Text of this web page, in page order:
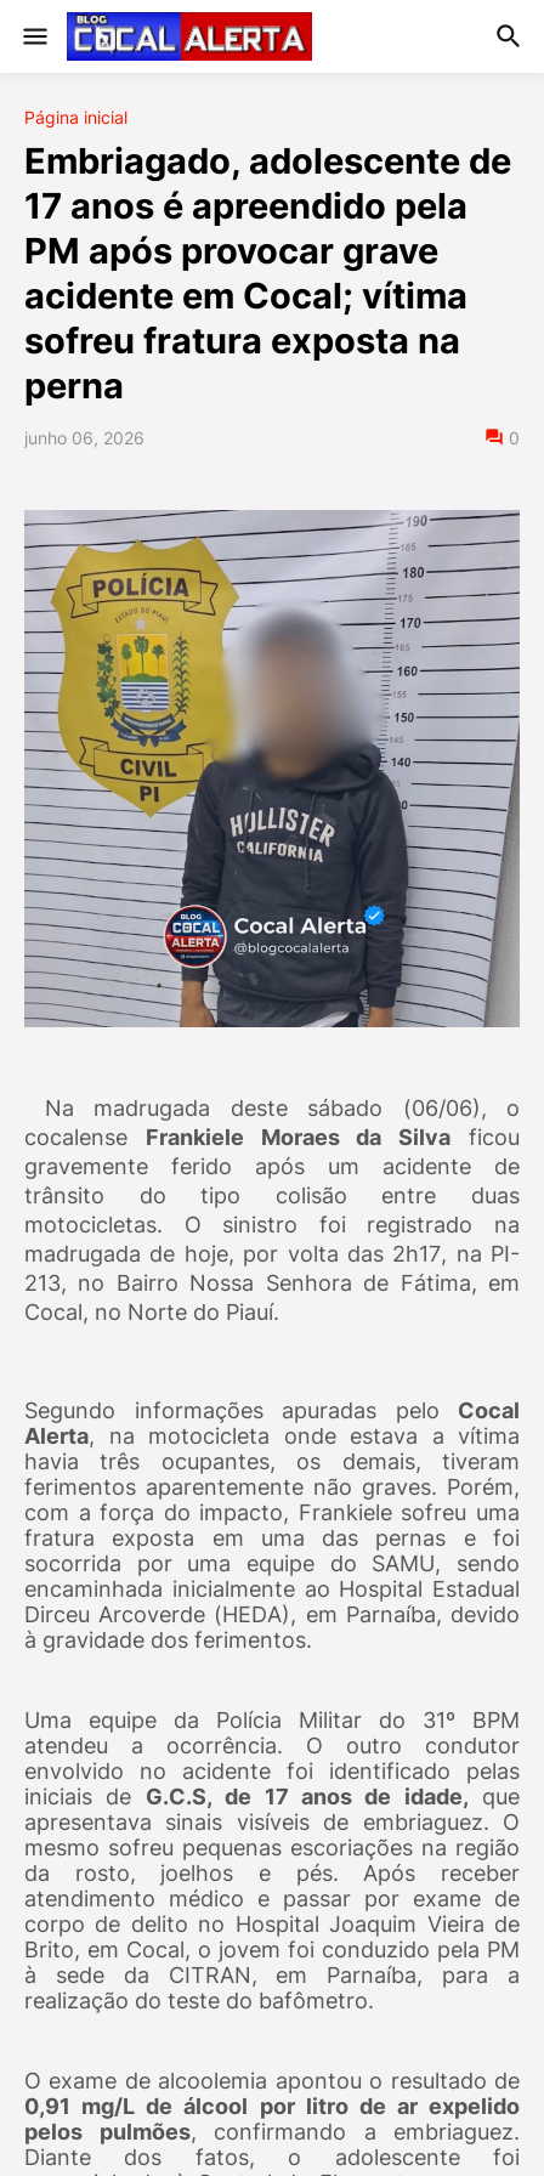
Página inicial
Embriagado, adolescente de
17 anos é apreendido pela
PM após provocar grave
acidente em Cocal; vítima
sofreu fratura exposta na
perna
junho 06, 2026 0
Na madrugada deste sábado (06/06), o
cocalense Frankiele Moraes da Silva ficou
gravemente ferido após um acidente de
trânsito do tipo colisão entre duas
motocicletas. O sinistro foi registrado na
madrugada de hoje, por volta das 2h17, na PI-
213, no Bairro Nossa Senhora de Fátima, em
Cocal, no Norte do Piauí.
Segundo informações apuradas pelo Cocal
Alerta, na motocicleta onde estava a vítima
havia três ocupantes, os demais, tiveram
ferimentos aparentemente não graves. Porém,
com a força do impacto, Frankiele sofreu uma
fratura exposta em uma das pernas e foi
socorrida por uma equipe do SAMU, sendo
encaminhada inicialmente ao Hospital Estadual
Dirceu Arcoverde (HEDA), em Parnaíba, devido
à gravidade dos ferimentos.
Uma equipe da Polícia Militar do 31º BPM
atendeu a ocorrência. O outro condutor
envolvido no acidente foi identificado pelas
iniciais de G.C.S, de 17 anos de idade, que
apresentava sinais visíveis de embriaguez. O
mesmo sofreu pequenas escoriações na região
da rosto, joelhos e pés. Após receber
atendimento médico e passar por exame de
corpo de delito no Hospital Joaquim Vieira de
Brito, em Cocal, o jovem foi conduzido pela PM
à sede da CITRAN, em Parnaíba, para a
realização do teste do bafômetro.
O exame de alcoolemia apontou o resultado de
0,91 mg/L de álcool por litro de ar expelido
pelos pulmões, confirmando a embriaguez.
Diante dos fatos, o adolescente foi